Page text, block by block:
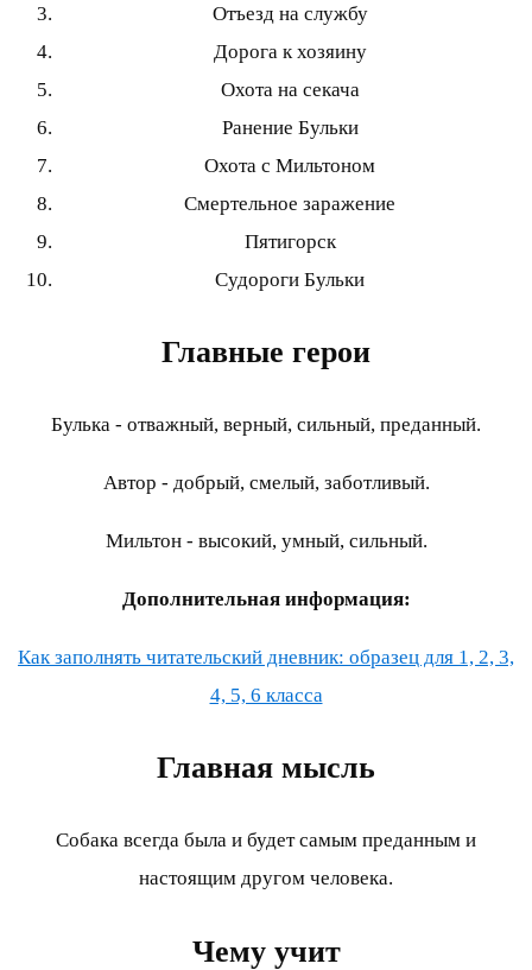
Отъезд на службу
Дорога к хозяину
Охота на секача
Ранение Бульки
Охота с Мильтоном
Смертельное заражение
Пятигорск
Судороги Бульки
Главные герои
Булька - отважный, верный, сильный, преданный.
Автор - добрый, смелый, заботливый.
Мильтон - высокий, умный, сильный.
Дополнительная информация:
Как заполнять читательский дневник: образец для 1, 2, 3,
4, 5, 6 класса
Главная мысль
Собака всегда была и будет самым преданным и
настоящим другом человека.
Чему учит